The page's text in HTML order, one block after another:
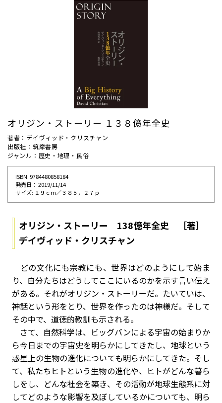
オリジン・ストーリー １３８億年全史
著者：デイヴィッド・クリスチャン
出版社：筑摩書房
ジャンル：歴史・地理・民俗
ISBN: 9784480858184
発売⽇： 2019/11/14
サイズ: １９ｃｍ／３８５，２７ｐ
オリジン・ストーリー 138億年全史 ［著］
デイヴィッド・クリスチャン
どの文化にも宗教にも、世界はどのようにして始ま
り、自分たちはどうしてここにいるのかを示す言い伝え
がある。それがオリジン・ストーリーだ。たいていは、
神話という形をとり、世界を作ったのは神様だ。そして
その中で、道徳的教訓も示される。
さて、自然科学は、ビッグバンによる宇宙の始まりか
ら今日までの宇宙史を明らかにしてきたし、地球という
惑星上の生物の進化についても明らかにしてきた。そし
て、私たちヒトという生物の進化や、ヒトがどんな暮ら
しをし、どんな社会を築き、その活動が地球生態系に対
してどのような影響を及ぼしているかについても、明ら